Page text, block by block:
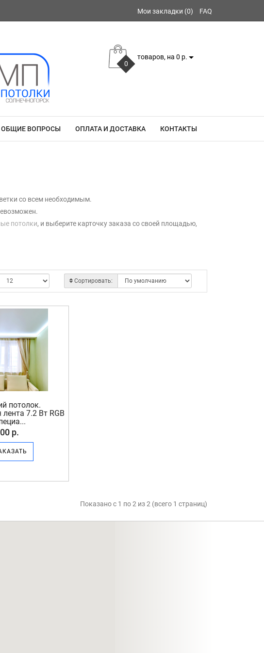
Мои закладки (0) FAQ
0
товаров, на 0 р.
ОБЩИЕ ВОПРОСЫ ОПЛАТА И ДОСТАВКА КОНТАКТЫ
со всем необходимым.
потолки, и выберите карточку заказа со своей площадью,
Сортировать:
потолок.
7.2 Вт RGB
р.
Показано с 1 по 2 из 2 (всего 1 страниц)